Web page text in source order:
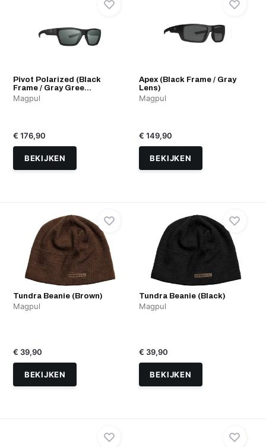
Pivot Polarized (Black
Frame / Gray Gree...
Magpul
€ 176,90
BEKIJKEN
Apex (Black Frame / Gray
Lens)
Magpul
€ 149,90
BEKIJKEN
Tundra Beanie (Brown)
Magpul
€ 39,90
BEKIJKEN
Tundra Beanie (Black)
Magpul
€ 39,90
BEKIJKEN